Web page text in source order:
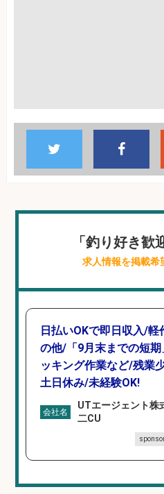
「釣り好き歓
求人情報を掲載希
日払いOKで即日収入/軽
の他/「9月末までの短
ッキング作業など/残業
土日休み/未経験OK!
会社名
UTエージェント株
二CU